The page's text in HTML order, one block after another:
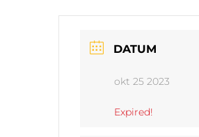
DATUM
okt 25 2023
Expired!